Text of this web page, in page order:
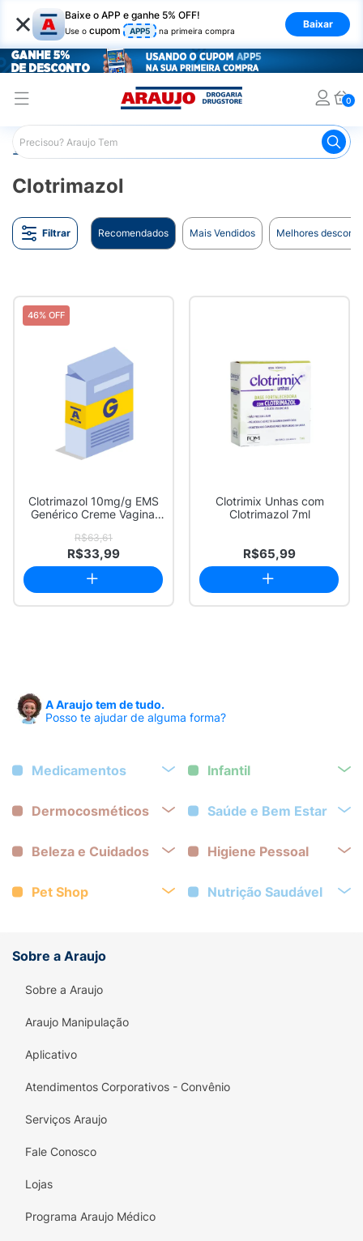
× Baixe o APP e ganhe 5% OFF!
Use o cupom APP5 na primeira compra
Baixar
0
Araujo Marcas
Clotrimazol
Filtrar Recomendados Mais Vendidos Melhores
46% OFF
Clotrimazol 10mg/g EMS
Genérico Creme Vaginal
R$63,61
R$33,99
Clotrimix Unhas com
Clotrimazol 7ml
R$65,99
A Araujo tem de tudo.
Posso te ajudar de alguma forma?
Medicamentos Infantil
Dermocosméticos Saúde e Bem Estar
Beleza e Cuidados Higiene Pessoal
Pet Shop Nutrição Saudável
Sobre a Araujo
Sobre a Araujo
Araujo Manipulação
Aplicativo
Atendimentos Corporativos - Convênio
Serviços Araujo
Fale Conosco
Lojas
Programa Araujo Médico